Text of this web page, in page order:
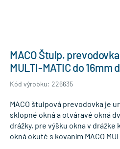
MACO Štulp.
MULTI-MATIC do 16mm
Kód výrobku: 226635
MACO štulpová prevodovka je
sklopné okná a otváravé okná
drážky, pre výšku okna v drážke
okná okuté s kovaním MACO